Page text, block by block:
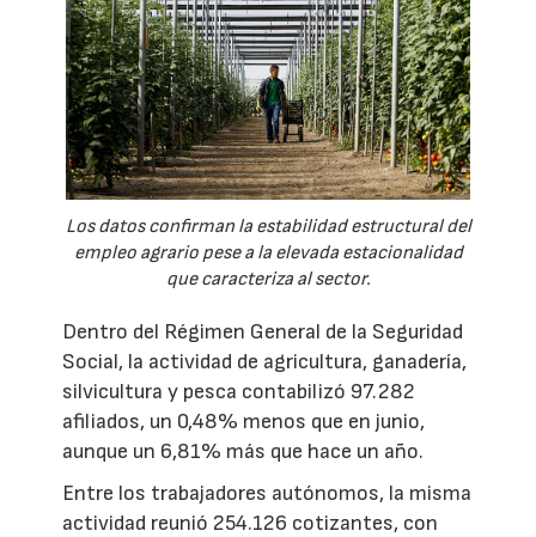
Los datos confirman la estabilidad estructural del
empleo agrario pese a la elevada estacionalidad
que caracteriza al sector.
Dentro del Régimen General de la Seguridad
Social, la actividad de agricultura, ganadería,
silvicultura y pesca contabilizó 97.282
afiliados, un 0,48% menos que en junio,
aunque un 6,81% más que hace un año.
Entre los trabajadores autónomos, la misma
actividad reunió 254.126 cotizantes, con